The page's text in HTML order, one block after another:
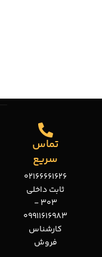
تماس
سریع
02166661626
ثابت داخلی
303 -
09911616983
کارشناس
فروش